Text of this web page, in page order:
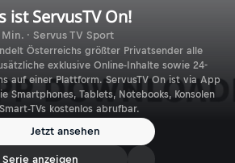
ist ServusTV On!
Min. · Servus TV Sport
Österreichs größter Privatsender alle
exklusive Online-Inhalte sowie 24-
auf einer Plattform. ServusTV On ist via App
Smartphones, Tablets, Notebooks, Konsolen
TVs kostenlos abrufbar.
Jetzt ansehen
Serie anzeigen